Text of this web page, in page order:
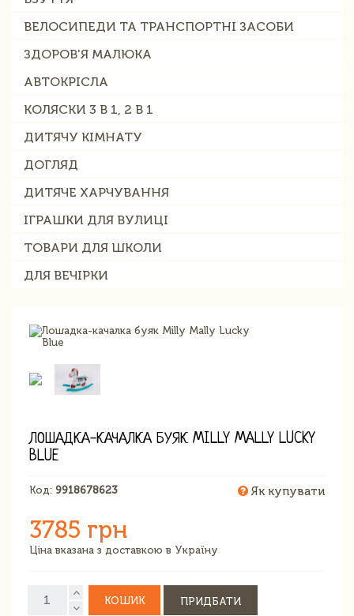
ВЕЛОСИПЕДИ ТА ТРАНСПОРТНІ ЗАСОБИ
ЗДОРОВ'Я МАЛЮКА
АВТОКРІСЛА
КОЛЯСКИ 3 В 1, 2 В 1
ДИТЯЧУ КІМНАТУ
ДОГЛЯД
ДИТЯЧЕ ХАРЧУВАННЯ
ІГРАШКИ ДЛЯ ВУЛИЦІ
ТОВАРИ ДЛЯ ШКОЛИ
ДЛЯ ВЕЧІРКИ
ЛОШАДКА-КАЧАЛКА БУЯК MILLY MALLY LUCKY
BLUE
Код: 9918678623 Як купувати
3785 грн
Ціна вказана з доставкою в Україну
КОШИК ПРИДБАТИ